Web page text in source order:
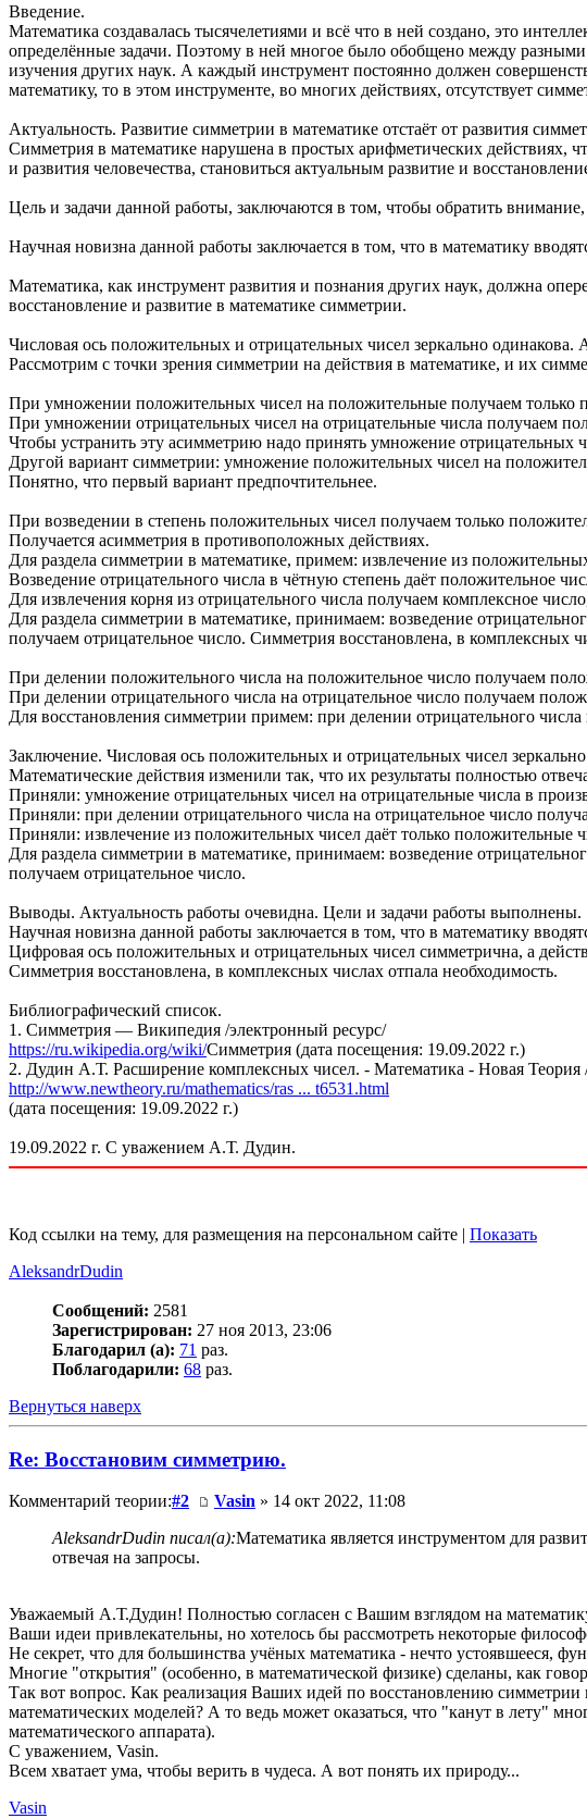
Введение.
Математика создавалась тысячелетиями и всё что в ней создано, это
определённые задачи. Поэтому в ней многое было обобщено между
изучения других наук. А каждый инструмент постоянно должен
математику, то в этом инструменте, во многих действиях, отсутствует
Актуальность. Развитие симметрии в математике отстаёт от развития
Симметрия в математике нарушена в простых арифметических действиях,
и развития человечества, становиться актуальным развитие и
Цель и задачи данной работы, заключаются в том, чтобы обратить
Научная новизна данной работы заключается в том, что в математику
Математика, как инструмент развития и познания других наук, должна
восстановление и развитие в математике симметрии.
Числовая ось положительных и отрицательных чисел зеркально
Рассмотрим с точки зрения симметрии на действия в математике, и их
При умножении положительных чисел на положительные получаем только
При умножении отрицательных чисел на отрицательные числа получаем
Чтобы устранить эту асимметрию надо принять умножение отрицательных
Другой вариант симметрии: умножение положительных чисел на
Понятно, что первый вариант предпочтительнее.
При возведении в степень положительных чисел получаем только
Получается асимметрия в противоположных действиях.
Для раздела симметрии в математике, примем: извлечение из
Возведение отрицательного числа в чётную степень даёт положительное
Для извлечения корня из отрицательного числа получаем комплексное
Для раздела симметрии в математике, принимаем: возведение
получаем отрицательное число. Симметрия восстановлена, в комплексных
При делении положительного числа на положительное число получаем
При делении отрицательного числа на отрицательное число получаем
Для восстановления симметрии примем: при делении отрицательного
Заключение. Числовая ось положительных и отрицательных чисел
Математические действия изменили так, что их результаты полностью
Приняли: умножение отрицательных чисел на отрицательные числа в
Приняли: при делении отрицательного числа на отрицательное число
Приняли: извлечение из положительных чисел даёт только положительные
Для раздела симметрии в математике, принимаем: возведение
получаем отрицательное число.
Выводы. Актуальность работы очевидна. Цели и задачи работы выполнены.
Научная новизна данной работы заключается в том, что в математику
Цифровая ось положительных и отрицательных чисел симметрична, а
Симметрия восстановлена, в комплексных числах отпала необходимость.
Библиографический список.
1. Симметрия — Википедия /электронный ресурс/
https://ru.wikipedia.org/wiki/Симметрия (дата посещения: 19.09.2022 г.)
2. Дудин А.Т. Расширение комплексных чисел. - Математика - Новая Теория
http://www.newtheory.ru/mathematics/ras ... t6531.html
(дата посещения: 19.09.2022 г.)
19.09.2022 г. С уважением А.Т. Дудин.
Код ссылки на тему, для размещения на персональном сайте | Показать
AleksandrDudin
Сообщений: 2581
Зарегистрирован: 27 ноя 2013, 23:06
Благодарил (а): 71 раз.
Поблагодарили: 68 раз.
Вернуться наверх
Re: Восстановим симметрию.
Комментарий теории:#2 Vasin » 14 окт 2022, 11:08
AleksandrDudin писал(а):Математика является инструментом для
отвечая на запросы.
Уважаемый А.Т.Дудин! Полностью согласен с Вашим взглядом на
Ваши идеи привлекательны, но хотелось бы рассмотреть некоторые
Не секрет, что для большинства учёных математика - нечто устоявшееся,
Многие "открытия" (особенно, в математической физике) сделаны, как
Так вот вопрос. Как реализация Ваших идей по восстановлению
математических моделей? А то ведь может оказаться, что "канут в лету"
математического аппарата).
С уважением, Vasin.
Всем хватает ума, чтобы верить в чудеса. А вот понять их природу...
Vasin